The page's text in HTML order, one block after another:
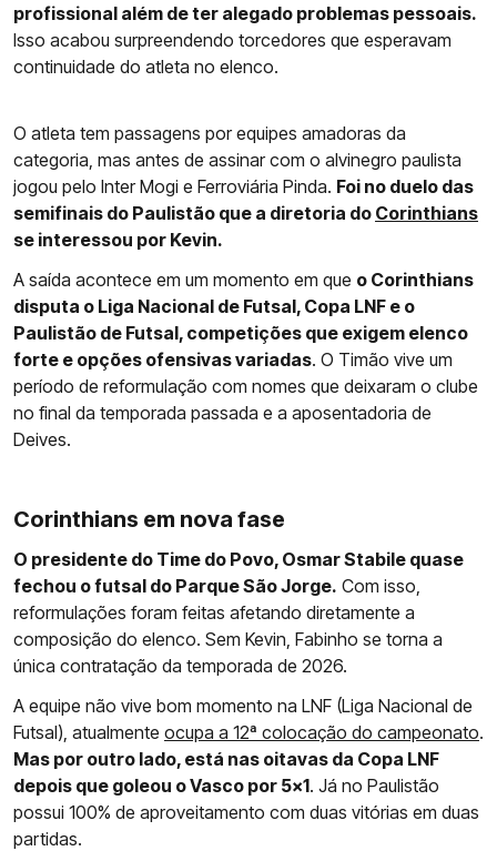
profissional além de ter alegado problemas pessoais.
Isso acabou surpreendendo torcedores que esperavam
continuidade do atleta no elenco.
O atleta tem passagens por equipes amadoras da
categoria, mas antes de assinar com o alvinegro paulista
jogou pelo Inter Mogi e Ferroviária Pinda. Foi no duelo das
semifinais do Paulistão que a diretoria do Corinthians
se interessou por Kevin.
A saída acontece em um momento em que o Corinthians
disputa o Liga Nacional de Futsal, Copa LNF e o
Paulistão de Futsal, competições que exigem elenco
forte e opções ofensivas variadas. O Timão vive um
período de reformulação com nomes que deixaram o clube
no final da temporada passada e a aposentadoria de
Deives.
Corinthians em nova fase
O presidente do Time do Povo, Osmar Stabile quase
fechou o futsal do Parque São Jorge. Com isso,
reformulações foram feitas afetando diretamente a
composição do elenco. Sem Kevin, Fabinho se torna a
única contratação da temporada de 2026.
A equipe não vive bom momento na LNF (Liga Nacional de
Futsal), atualmente ocupa a 12ª colocação do campeonato.
Mas por outro lado, está nas oitavas da Copa LNF
depois que goleou o Vasco por 5x1. Já no Paulistão
possui 100% de aproveitamento com duas vitórias em duas
partidas.